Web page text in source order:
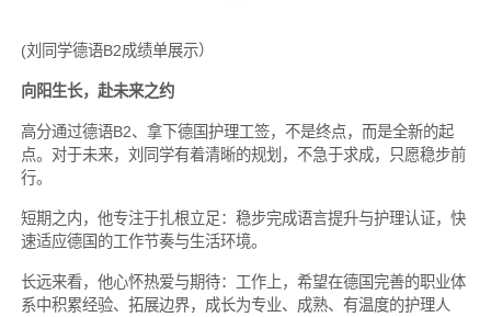
(刘同学德语B2成绩单展示）
向阳生长，赴未来之约
高分通过德语B2、拿下德国护理工签，不是终点，而是全新的起
点。对于未来，刘同学有着清晰的规划，不急于求成，只愿稳步前
行。
短期之内，他专注于扎根立足：稳步完成语言提升与护理认证，快
速适应德国的工作节奏与生活环境。
长远来看，他心怀热爱与期待：工作上，希望在德国完善的职业体
系中积累经验、拓展边界，成长为专业、成熟、有温度的护理人